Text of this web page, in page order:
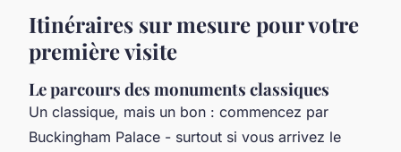
Itinéraires sur mesure pour votre
première visite
Le parcours des monuments classiques
Un classique, mais un bon : commencez par
Buckingham Palace - surtout si vous arrivez le